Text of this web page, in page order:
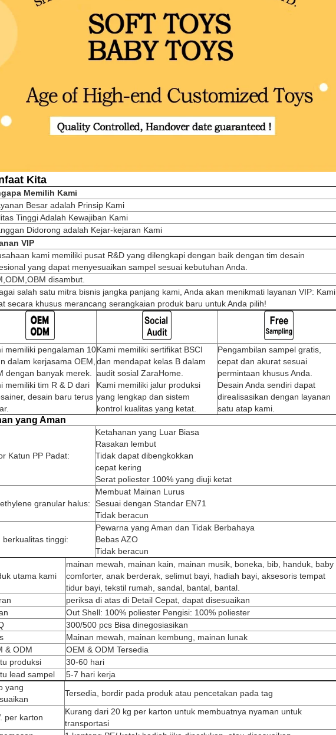
Kita
Memilih Kami
Besar adalah Prinsip Kami
Tinggi Adalah Kewajiban Kami
Didorong adalah Kejar-kejaran Kami
VIP
kami memiliki pusat R&D yang dilengkapi dengan baik dengan tim desain
yang dapat menyesuaikan sampel sesuai kebutuhan Anda.
disambut.
salah satu mitra bisnis jangka panjang kami, Anda akan menikmati layanan VIP: Kami
secara khusus merancang serangkaian produk baru untuk Anda pilih!
memiliki pengalaman 10
dalam kerjasama OEM,
dengan banyak merek.
memiliki tim R & D dari
desain baru terus
Kami memiliki sertifikat BSCI
dan mendapat kelas B dalam
audit sosial ZaraHome.
Kami memiliki jalur produksi
yang lengkap dan sistem
kontrol kualitas yang ketat.
Pengambilan sampel gratis,
cepat dan akurat sesuai
permintaan khusus Anda.
Desain Anda sendiri dapat
direalisasikan dengan layanan
satu atap kami.
yang Aman
Katun PP Padat:
Ketahanan yang Luar Biasa
Rasakan lembut
Tidak dapat dibengkokkan
cepat kering
Serat poliester 100% yang diuji ketat
granular halus:
Membuat Mainan Lurus
Sesuai dengan Standar EN71
Tidak beracun
berkualitas tinggi:
Pewarna yang Aman dan Tidak Berbahaya
Bebas AZO
Tidak beracun
utama kami
mainan mewah, mainan kain, mainan musik, boneka, bib, handuk, baby
comforter, anak berderak, selimut bayi, hadiah bayi, aksesoris tempat
tidur bayi, tekstil rumah, sandal, bantal, bantal.
periksa di atas di Detail Cepat, dapat disesuaikan
Out Shell: 100% poliester Pengisi: 100% poliester
300/500 pcs Bisa dinegosiasikan
Mainan mewah, mainan kembung, mainan lunak
& ODM
OEM & ODM Tersedia
produksi
30-60 hari
lead sampel
5-7 hari kerja
yang
Tersedia, bordir pada produk atau pencetakan pada tag
per karton
Kurang dari 20 kg per karton untuk membuatnya nyaman untuk
transportasi